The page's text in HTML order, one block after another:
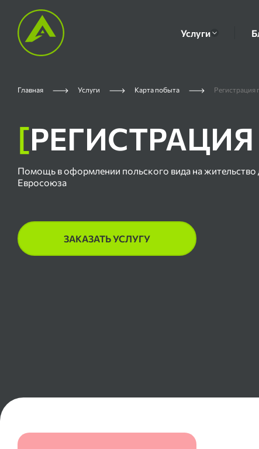
Услуги
Главная Услуги Карта побыта Регистрация
[
Помощь в оформлении польского вида на жительство
Евросоюза
ЗАКАЗАТЬ УСЛУГУ